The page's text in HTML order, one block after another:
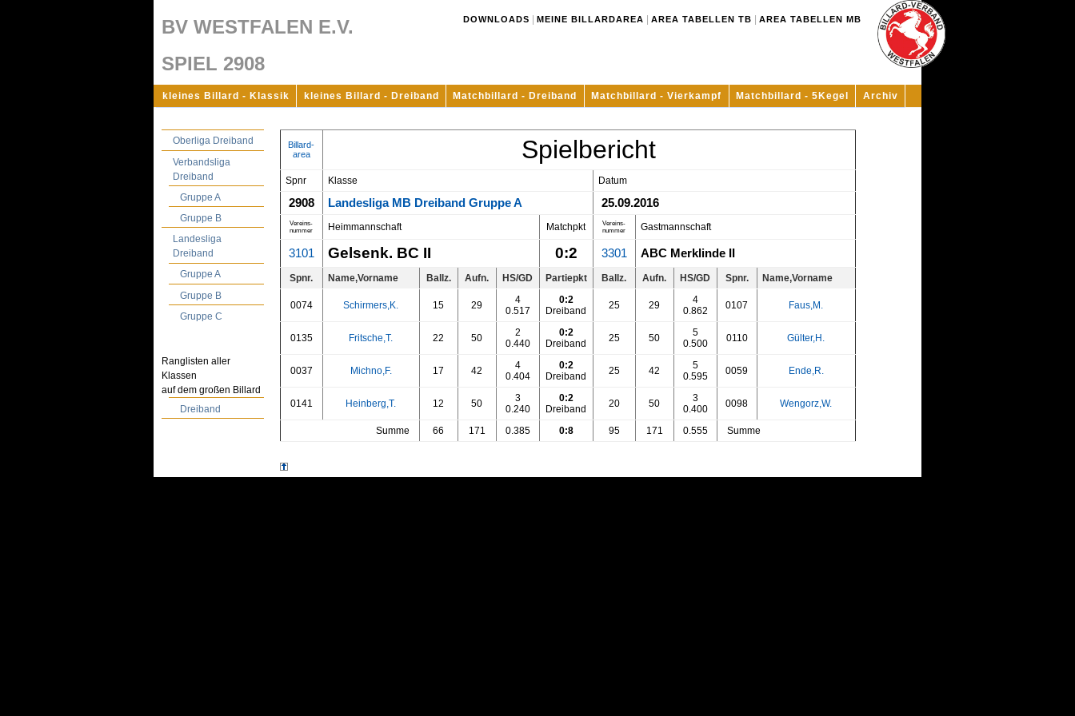
BV WESTFALEN E.V. DOWNLOADS MEINE BILLARDAREA AREA TABELLEN TB AREA TABELLEN MB
SPIEL 2908
kleines Billard - Klassik kleines Billard - Dreiband Matchbillard - Dreiband Matchbillard - Vierkampf Matchbillard - 5Kegel Archiv
Oberliga Dreiband
Verbandsliga
Dreiband
Gruppe A
Gruppe B
Landesliga
Dreiband
Gruppe A
Gruppe B
Gruppe C
Ranglisten aller
Klassen
auf dem großen Billard
Dreiband
Billard-
area
Spielbericht
Spnr Klasse Datum
2908 Landesliga MB Dreiband Gruppe A 25.09.2016
Vereins-
nummer
Heimmannschaft Matchpkt
Vereins-
nummer
Gastmannschaft
3101 Gelsenk. BC II 0:2 3301 ABC Merklinde II
Spnr. Name,Vorname Ballz. Aufn. HS/GD Partiepkt Ballz. Aufn. HS/GD Spnr. Name,Vorname
0074 Schirmers,K. 15 29
4
0.517
0:2
Dreiband
25 29
4
0.862
0107 Faus,M.
0135 Fritsche,T. 22 50
2
0.440
0:2
Dreiband
25 50
5
0.500
0110 Gülter,H.
0037 Michno,F. 17 42
4
0.404
0:2
Dreiband
25 42
5
0.595
0059 Ende,R.
0141 Heinberg,T. 12 50
3
0.240
0:2
Dreiband
20 50
3
0.400
0098 Wengorz,W.
Summe 66 171 0.385 0:8 95 171 0.555 Summe